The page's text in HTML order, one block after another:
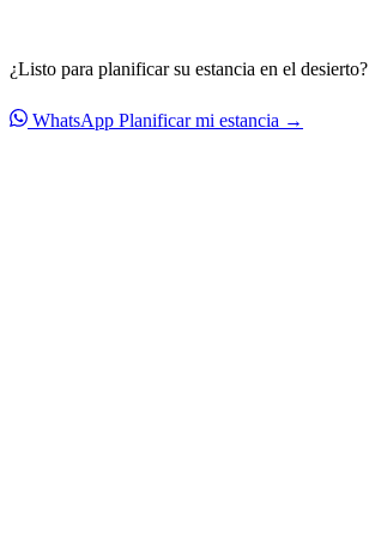
¿Listo para planificar su estancia en el desierto?
WhatsApp Planificar mi estancia →